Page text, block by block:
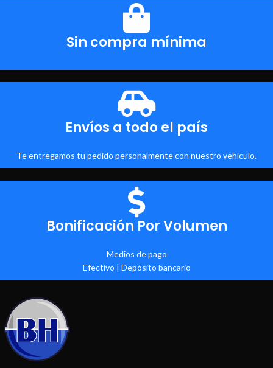
Sin compra mínima
Envíos a todo el país
Te entregamos tu pedido personalmente con nuestro vehículo.
Bonificación Por Volumen
Medios de pago
Efectivo | Depósito bancario